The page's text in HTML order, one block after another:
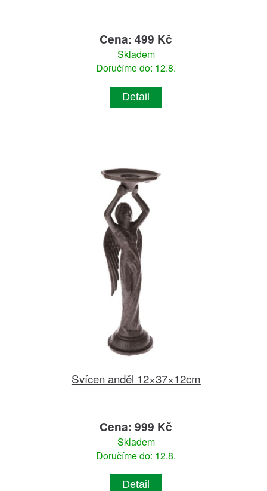
Cena: 499 Kč
Skladem
Doručíme do: 12.8.
Detail
Svícen anděl 12×37×12cm
Cena: 999 Kč
Skladem
Doručíme do: 12.8.
Detail